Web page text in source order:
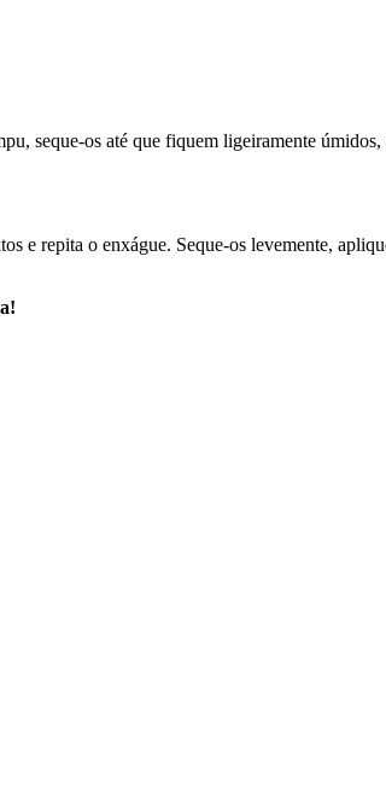
seque-os até que fiquem ligeiramente úmidos,
e repita o enxágue. Seque-os levemente,